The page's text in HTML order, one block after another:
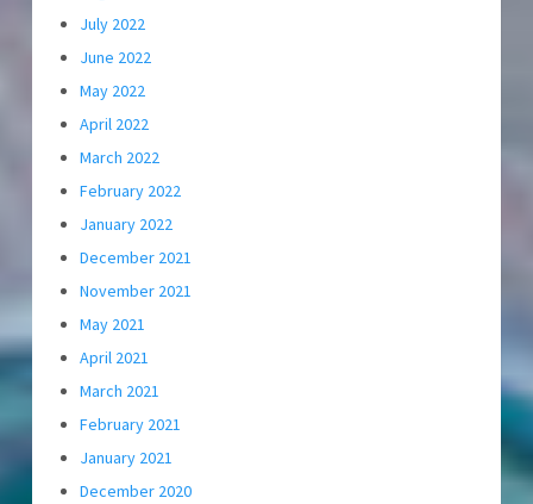
July 2022
June 2022
May 2022
April 2022
March 2022
February 2022
January 2022
December 2021
November 2021
May 2021
April 2021
March 2021
February 2021
January 2021
December 2020